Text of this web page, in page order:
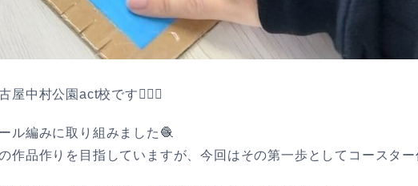
屋中村公園act校です👩🏻‍⚕️
ル編みに取り組みました🧶
作品作りを目指していますが、今回はその第一歩としてコースター